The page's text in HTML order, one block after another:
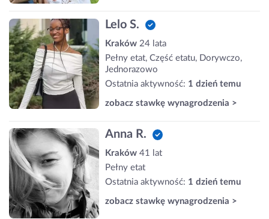
Lelo S.
Kraków 24 lata
Pełny etat, Część etatu, Dorywczo,
Jednorazowo
Ostatnia aktywność: 1 dzień temu
zobacz stawkę wynagrodzenia >
Anna R.
Kraków 41 lat
Pełny etat
Ostatnia aktywność: 1 dzień temu
zobacz stawkę wynagrodzenia >